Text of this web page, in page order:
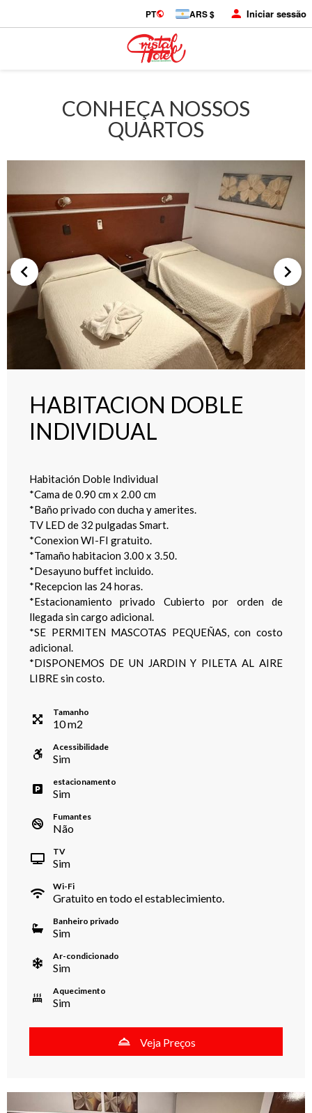
PT ARS $ Iniciar sessão
CONHEÇA NOSSOS
QUARTOS
HABITACION DOBLE
INDIVIDUAL
Habitación Doble Individual
*Cama de 0.90 cm x 2.00 cm
*Baño privado con ducha y amerites.
TV LED de 32 pulgadas Smart.
*Conexion WI-FI gratuito.
*Tamaño habitacion 3.00 x 3.50.
*Desayuno buffet incluido.
*Recepcion las 24 horas.
*Estacionamiento privado Cubierto por orden de
llegada sin cargo adicional.
*SE PERMITEN MASCOTAS PEQUEÑAS, con costo
adicional.
*DISPONEMOS DE UN JARDIN Y PILETA AL AIRE
LIBRE sin costo.
Tamanho
10m2
Acessibilidade
Sim
estacionamento
Sim
Fumantes
Não
TV
Sim
Wi-Fi
Gratuito en todo el establecimiento.
Banheiro privado
Sim
Ar-condicionado
Sim
Aquecimento
Sim
Veja Preços